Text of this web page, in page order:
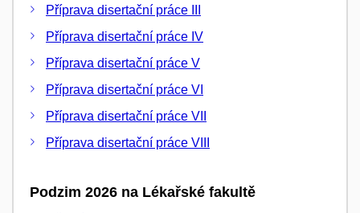
Příprava disertační práce III
Příprava disertační práce IV
Příprava disertační práce V
Příprava disertační práce VI
Příprava disertační práce VII
Příprava disertační práce VIII
Podzim 2026 na Lékařské fakultě